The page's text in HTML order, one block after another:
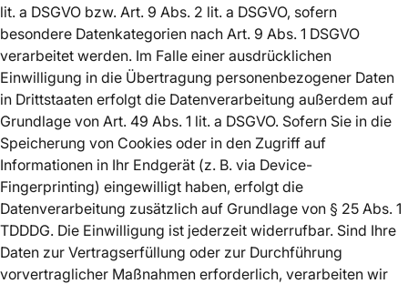
lit. a DSGVO bzw. Art. 9 Abs. 2 lit. a DSGVO, sofern
besondere Datenkategorien nach Art. 9 Abs. 1 DSGVO
verarbeitet werden. Im Falle einer ausdrücklichen
Einwilligung in die Übertragung personenbezogener Daten
in Drittstaaten erfolgt die Datenverarbeitung außerdem auf
Grundlage von Art. 49 Abs. 1 lit. a DSGVO. Sofern Sie in die
Speicherung von Cookies oder in den Zugriff auf
Informationen in Ihr Endgerät (z. B. via Device-
Fingerprinting) eingewilligt haben, erfolgt die
Datenverarbeitung zusätzlich auf Grundlage von § 25 Abs. 1
TDDDG. Die Einwilligung ist jederzeit widerrufbar. Sind Ihre
Daten zur Vertragserfüllung oder zur Durchführung
vorvertraglicher Maßnahmen erforderlich, verarbeiten wir